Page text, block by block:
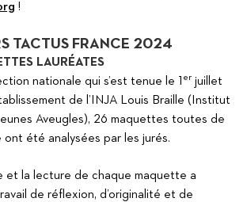
!
TACTUS FRANCE 2024
LAURÉATES
nationale qui s’est tenue le 1
er juillet
de l’INJA Louis Braille (Institut
Aveugles), 26 maquettes toutes de
été analysées par les jurés.
et la lecture de chaque maquette a
de réflexion, d’originalité et de